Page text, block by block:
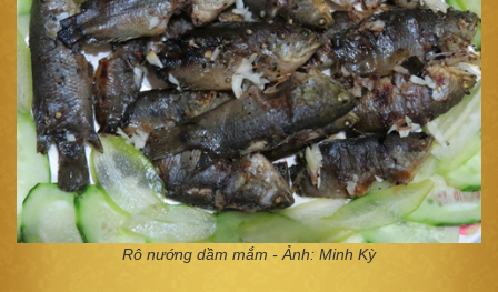
Rô nướng dầm mắm - Ảnh: Minh Kỳ